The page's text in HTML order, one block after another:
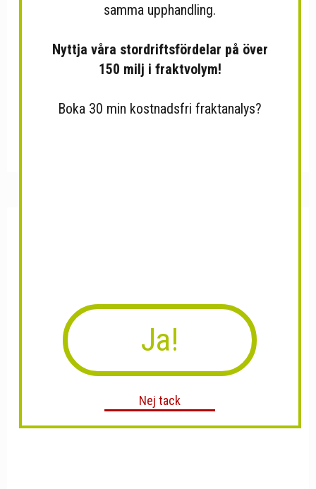
samma upphandling.
Nyttja våra stordriftsfördelar på över
150 milj i fraktvolym!
Boka 30 min kostnadsfri fraktanalys?
Ja!
Nej tack